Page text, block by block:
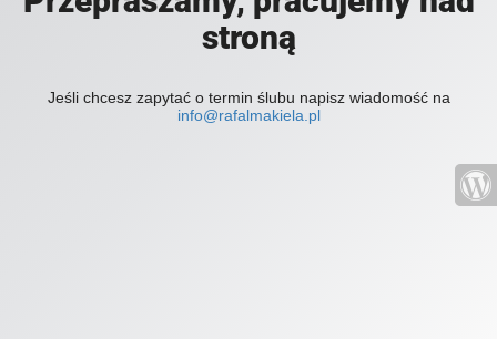
stroną
Jeśli chcesz zapytać o termin ślubu napisz wiadomość na
info@rafalmakiela.pl